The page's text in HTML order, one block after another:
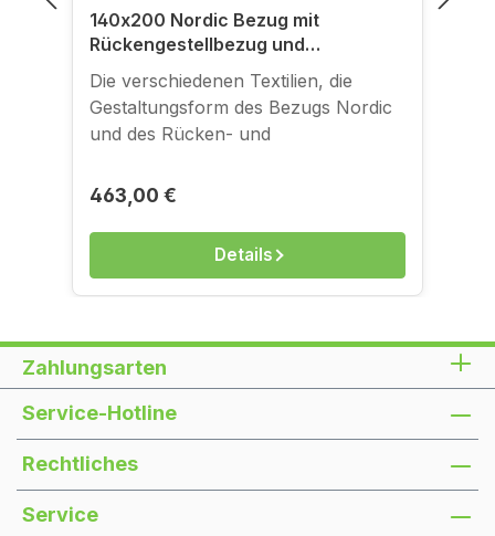
140x200 Nordic Bezug mit
Rückengestellbezug und
Sitzgestellbezug für
Klappsofagestelle
Die verschiedenen Textilien, die
Gestaltungsform des Bezugs Nordic
und des Rücken- und
der Bildergalerie anschauen. Zum
Anfassen gibt es die Bezüge in
unserem Ladengeschäft in der
Regulärer Preis:
463,00 €
Details
Zahlungsarten
Service-Hotline
Rechtliches
Service